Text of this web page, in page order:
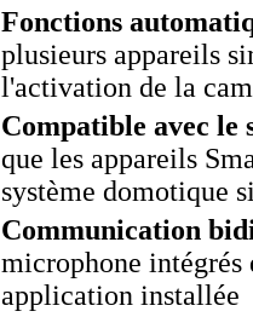
Fonctions
plusieurs appareils
l'activation de la
Compatible avec le
que les appareils
système domotique
Communication
microphone intégrés
application installée